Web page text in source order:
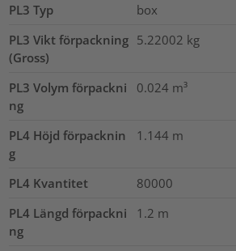
PL3 Typ
box
PL3 Vikt förpackning
(Gross)
5.22002 kg
PL3 Volym förpackni
ng
0.024 m³
PL4 Höjd förpacknin
g
1.144 m
PL4 Kvantitet
80000
PL4 Längd förpackni
ng
1.2 m